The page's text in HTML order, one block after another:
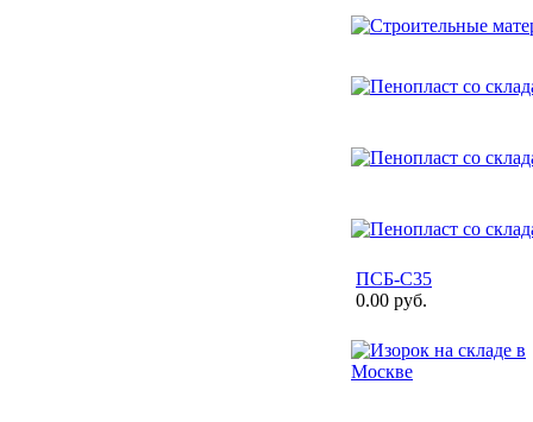
ПСБ-С35
0.00 руб.